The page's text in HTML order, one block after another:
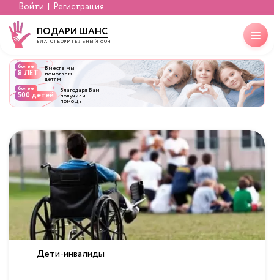
Войти Регистрация
ПОДАРИ ШАНС
БЛАГОТВОРИТЕЛЬНЫЙ ФОНД
более
8 ЛЕТ Вместе мы
помогаем
детям
более
500 детей Благодаря Вам
получили
помощь
Дети-инвалиды